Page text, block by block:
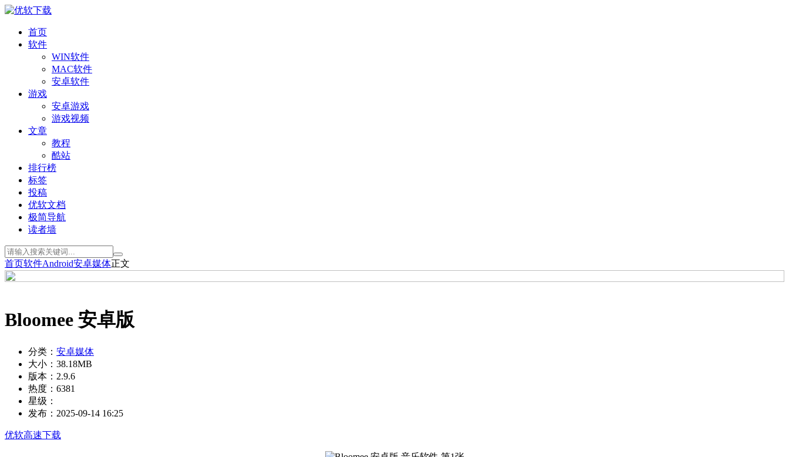
首页
软件
WIN软件
MAC软件
安卓软件
游戏
安卓游戏
游戏视频
文章
教程
酷站
排行榜
标签
投稿
优软文档
极简导航
读者墙
首页软件Android安卓媒体正文
Bloomee 安卓版
分类： 安卓媒体
大小： 38.18MB
版本： 2.9.6
热度： 6381
星级：
发布： 2025-09-14 16:25
优软高速下载